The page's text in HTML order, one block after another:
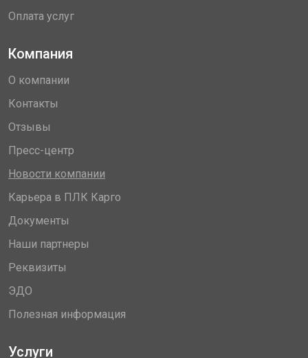
Оплата услуг
Компания
О компании
Контакты
Отзывы
Пресс-центр
Новости компании
Карьера в ПЛК Карго
Документы
Наши партнеры
Реквизиты
ЭДО
Полезная информация
Услуги